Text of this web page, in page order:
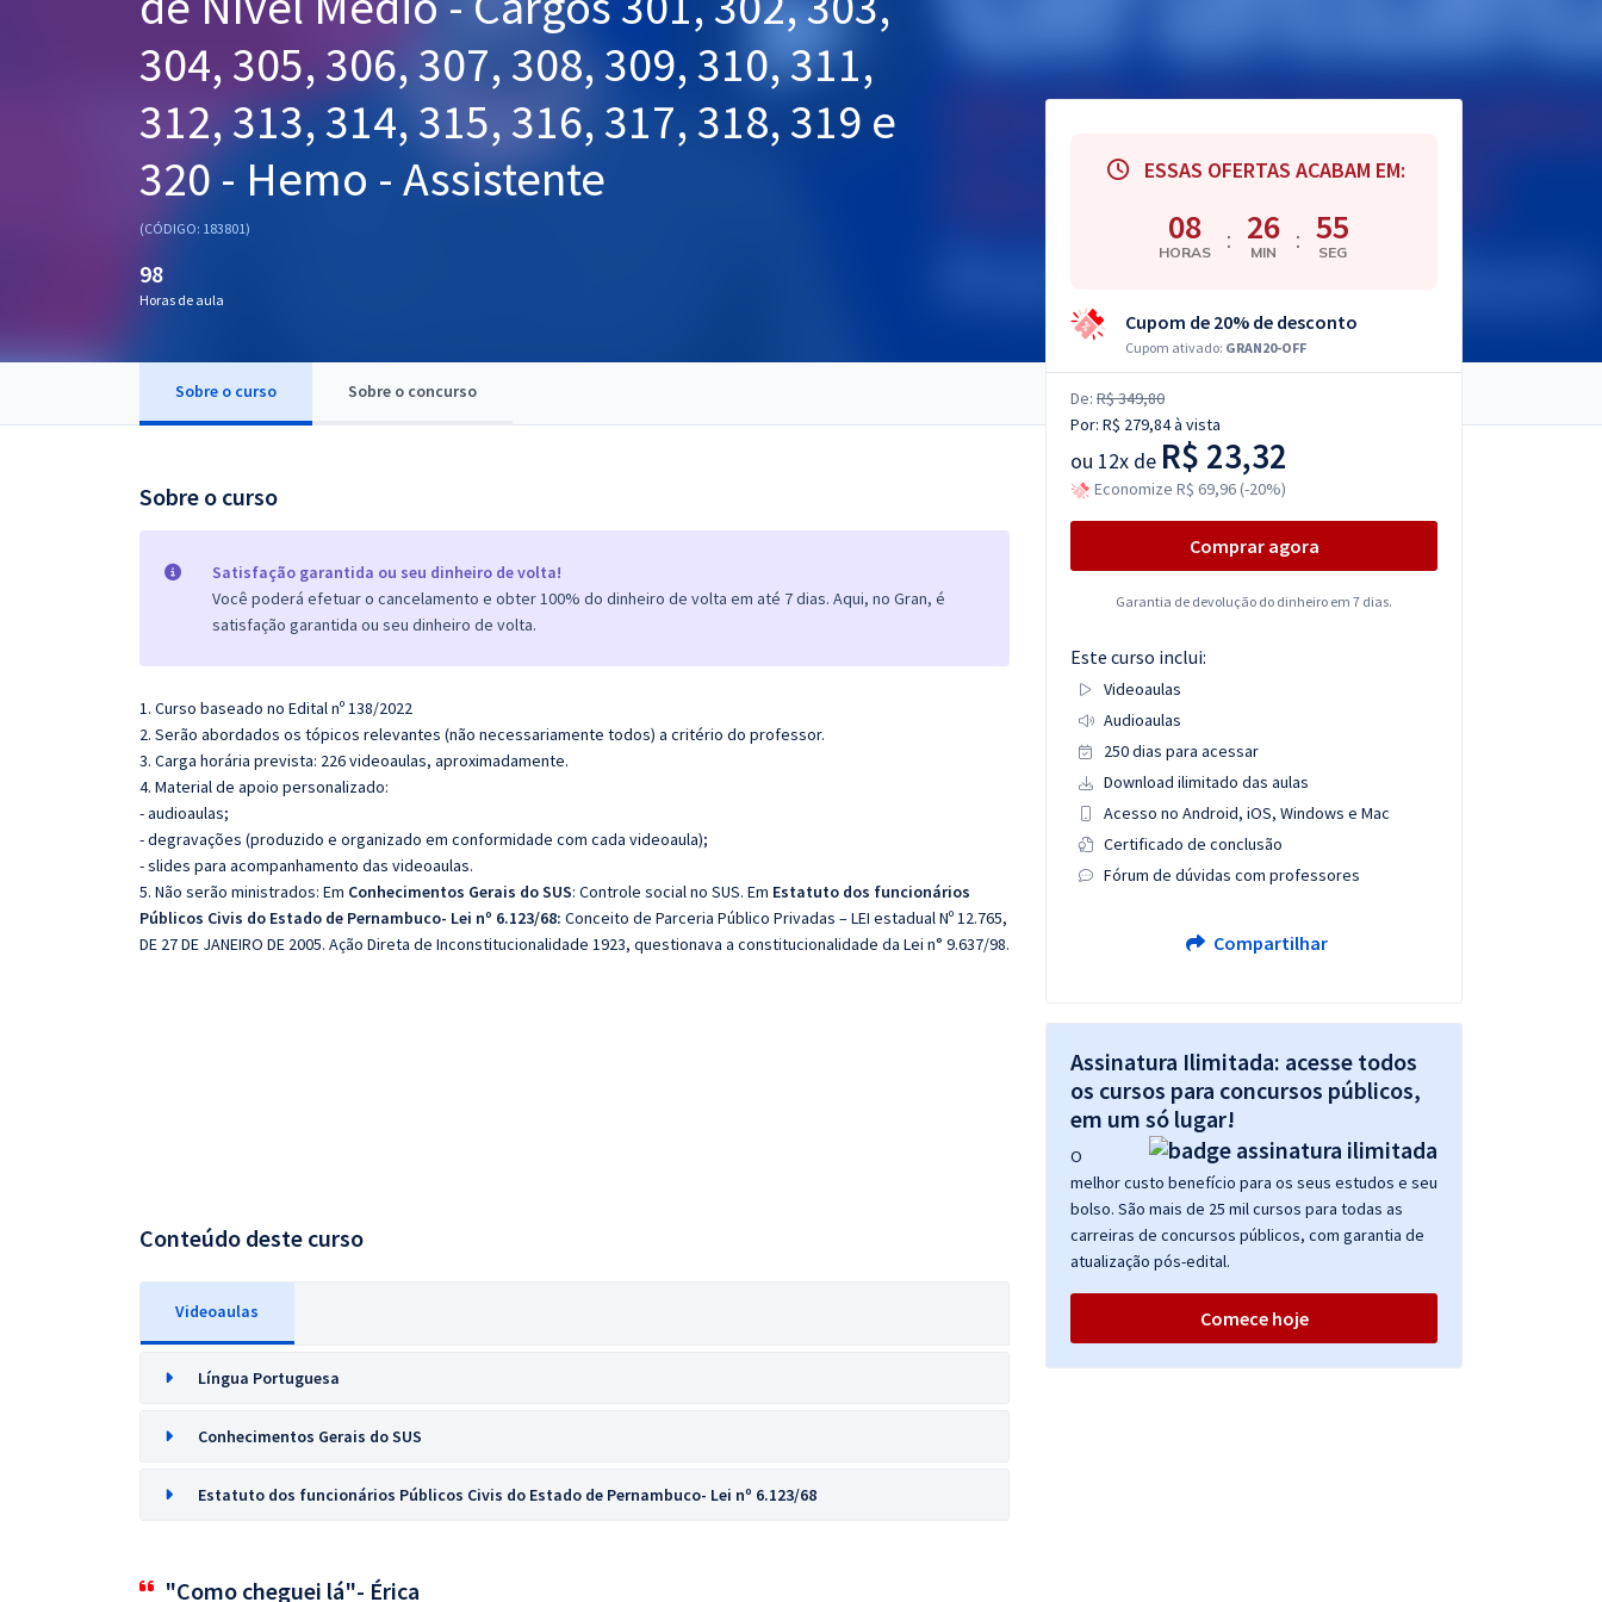
Conteúdo gratuito
304, 305, 306, 307, 308, 309, 310, 311,
312, 313, 314, 315, 316, 317, 318, 319 e
320 - Hemo - Assistente
(CÓDIGO: 183801)
98
Horas de aula
Sobre o curso Sobre o concurso
Sobre o curso
Satisfação garantida ou seu dinheiro de volta!
Você poderá efetuar o cancelamento e obter 100% do dinheiro de volta em até 7 dias. Aqui, no Gran, é
satisfação garantida ou seu dinheiro de volta.
1. Curso baseado no Edital nº 138/2022
2. Serão abordados os tópicos relevantes (não necessariamente todos) a critério do professor.
3. Carga horária prevista: 226 videoaulas, aproximadamente.
4. Material de apoio personalizado:
- audioaulas;
- degravações (produzido e organizado em conformidade com cada videoaula);
- slides para acompanhamento das videoaulas.
5. Não serão ministrados: Em Conhecimentos Gerais do SUS: Controle social no SUS. Em Estatuto dos funcionários
Públicos Civis do Estado de Pernambuco- Lei nº 6.123/68: Conceito de Parceria Público Privadas – LEI estadual Nº 12.765,
DE 27 DE JANEIRO DE 2005. Ação Direta de Inconstitucionalidade 1923, questionava a constitucionalidade da Lei n° 9.637/98.
Conteúdo deste curso
Videoaulas
Língua Portuguesa
Conhecimentos Gerais do SUS
Estatuto dos funcionários Públicos Civis do Estado de Pernambuco- Lei nº 6.123/68
"Como cheguei lá"- Érica
ESSAS OFERTAS ACABAM EM:
08
HORAS : 26
MIN : 54
SEG
Cupom de 20% de desconto
Cupom ativado: GRAN20-OFF
De: R$ 349,80
Por: R$ 279,84à vista
ou 12x de R$ 23,32
Economize R$ 69,96 (-20%)
Comprar agora
Garantia de devolução do dinheiro em 7 dias.
Este curso inclui:
Videoaulas
Audioaulas
250 dias para acessar
Download ilimitado das aulas
Acesso no Android, iOS, Windows e Mac
Certificado de conclusão
Fórum de dúvidas com professores
Compartilhar
Assinatura Ilimitada: acesse todos
os cursos para concursos públicos,
em um só lugar!
O
melhor custo benefício para os seus estudos e seu
bolso. São mais de 25 mil cursos para todas as
carreiras de concursos públicos, com garantia de
atualização pós-edital.
Comece hoje